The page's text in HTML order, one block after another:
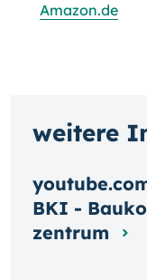
Amazon.de
weitere
BKI -
zentrum